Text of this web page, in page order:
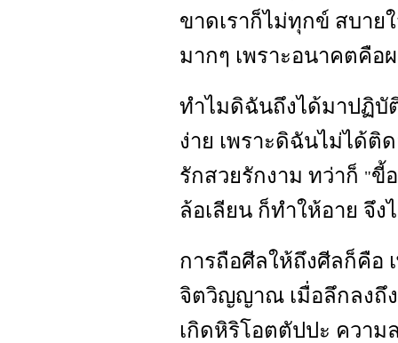
ขาดเราก็ไม่ทุกข์ สบาย
มากๆ เพราะอนาคตคือ
ทำไมดิฉันถึงได้มาปฏิบั
ง่าย เพราะดิฉันไม่ได้
รักสวยรักงาม ทว่าก็ "ขี้
ล้อเลียน ก็ทำให้อาย จึง
การถือศีลให้ถึงศีลก็คือ
จิตวิญญาณ เมื่อลึกลงถึ
เกิดหิริโอตตัปปะ ความ